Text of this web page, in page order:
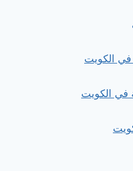
الكويت
في الكويت